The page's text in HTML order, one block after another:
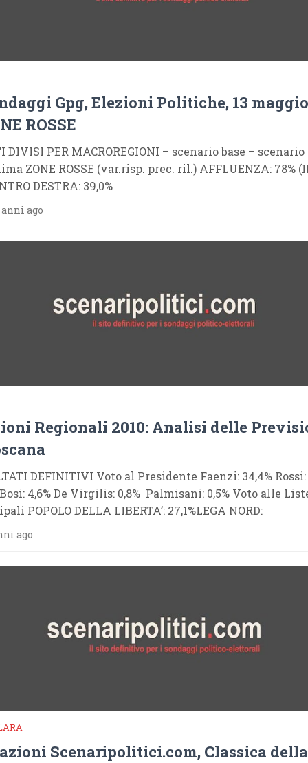
Gpg, Elezioni Politiche, 13
ROSSE
DIVISI PER MACROREGIONI – scenario base – scenario
ZONE ROSSE (var.risp. prec. ril.) AFFLUENZA: 78%
DESTRA: 39,0%
ago
Regionali 2010: Analisi delle
DEFINITIVI Voto al Presidente Faenzi: 34,4% Rossi:
4,6% De Virgilis: 0,8% Palmisani: 0,5% Voto alle
POPOLO DELLA LIBERTA’: 27,1%LEGA NORD:
ago
Scenaripolitici.com, Classica della